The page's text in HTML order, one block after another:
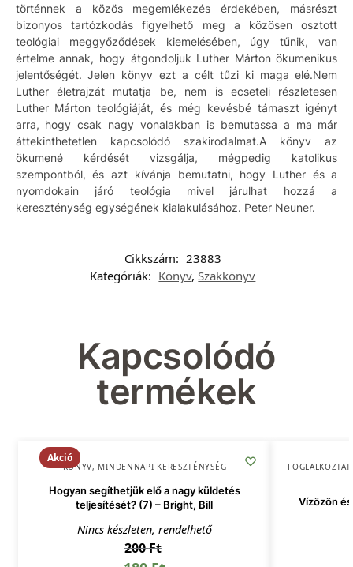
történnek a közös megemlékezés érdekében, másrészt
bizonyos tartózkodás figyelhető meg a közösen osztott
teológiai meggyőződések kiemelésében, úgy tűnik, van
értelme annak, hogy átgondoljuk Luther Márton ökumenikus
jelentőségét. Jelen könyv ezt a célt tűzi ki maga elé.Nem
Luther életrajzát mutatja be, nem is ecseteli részletesen
Luther Márton teológiáját, és még kevésbé támaszt igényt
arra, hogy csak nagy vonalakban is bemutassa a ma már
áttekinthetetlen kapcsolódó szakirodalmat.A könyv az
ökumené kérdését vizsgálja, mégpedig katolikus
szempontból, és azt kívánja bemutatni, hogy Luther és a
nyomdokain járó teológia mivel járulhat hozzá a
kereszténység egységének kialakulásához. Peter Neuner.
Cikkszám: 23883
Kategóriák: Könyv,Szakkönyv
Kapcsolódó
termékek
Akció
KÖNYV, MINDENNAPI KERESZTÉNYSÉG
Hogyan segíthetjük elő a nagy küldetés
teljesítését? (7) – Bright, Bill
Nincs készleten, rendelhető
200Ft
Vízözön